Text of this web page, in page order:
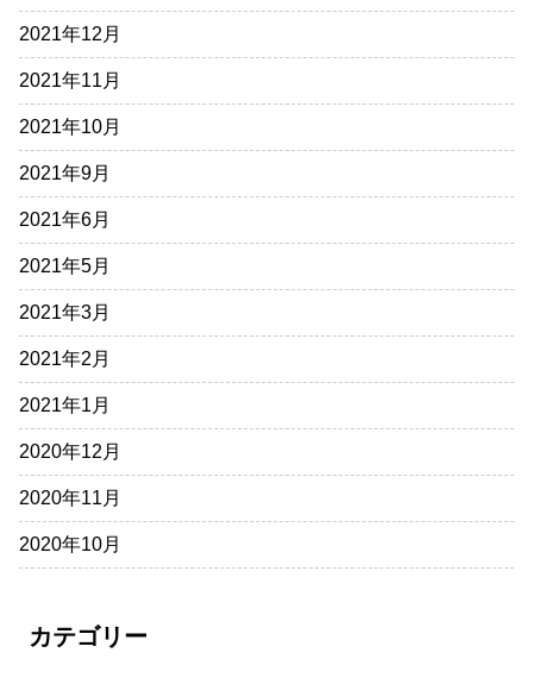
2021年12月
2021年11月
2021年10月
2021年9月
2021年6月
2021年5月
2021年3月
2021年2月
2021年1月
2020年12月
2020年11月
2020年10月
カテゴリー